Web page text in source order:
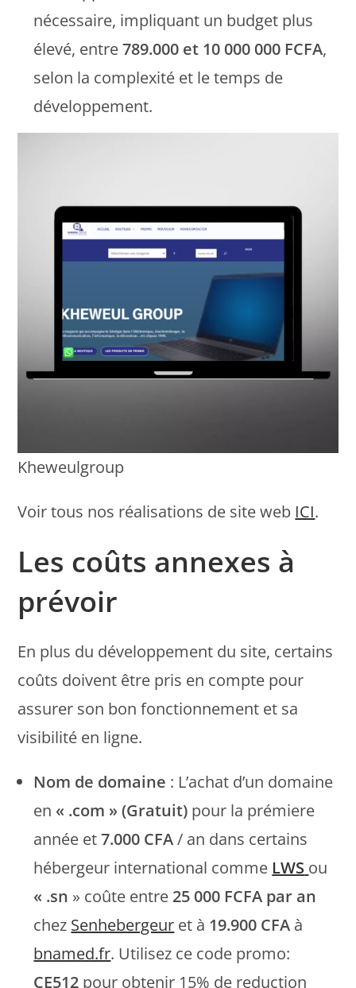
nécessaire, impliquant un budget plus
élevé, entre789.000 et 10 000 000 FCFA,
selon la complexité et le temps de
développement.
Kheweulgroup
Voir tous nos réalisations de site web ICI.
Les coûts annexes à
prévoir
En plus du développement du site, certains
coûts doivent être pris en compte pour
assurer son bon fonctionnement et sa
visibilité en ligne.
Nom de domaine : L’achat d’un domaine
en « .com » (Gratuit) pour la prémiere
année et7.000 CFA/ an dans certains
hébergeur international comme LWS ou
« .sn » coûte entre 25 000 FCFA par an
chez Senhebergeur et à 19.900 CFA à
bnamed.fr. Utilisez ce code promo:
CE512 pour obtenir 15% de reduction